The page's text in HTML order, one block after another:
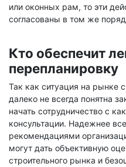
или оконных рам, то эти
согласованы в том же
Кто обеспечит
перепланировку
Так как ситуация на рынке
далеко не всегда понятна
начать сотрудничество с
консультации. Надежнее
рекомендациями
могут дать объективную
строительного рынка и